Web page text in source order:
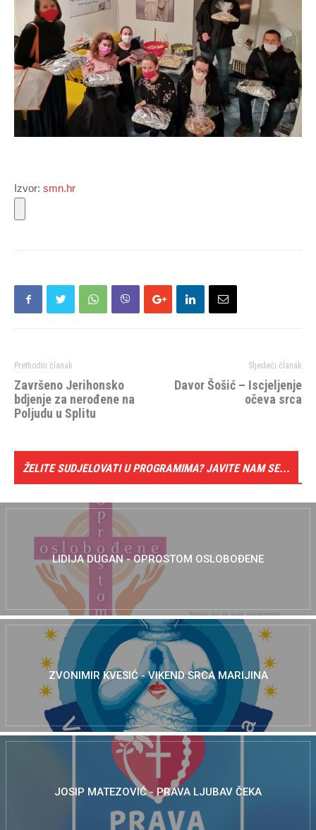
Izvor: smn.hr
Prethodni članak
Završeno Jerihonsko
bdjenje za nerođene na
Poljudu u Splitu
Sljedeći članak
Davor Šošić – Iscjeljenje
očeva srca
ŽELITE SUDJELOVATI U PROGRAMIMA? JAVITE NAM SE...
LIDIJA DUGAN - OPROSTOM OSLOBOĐENE
ZVONIMIR KVESIĆ - VIKEND SRCA MARIJINA
JOSIP MATEZOVIĆ - PRAVA LJUBAV ČEKA